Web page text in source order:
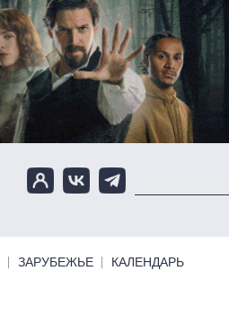
ЗАРУБЕЖЬЕ КАЛЕНДАРЬ